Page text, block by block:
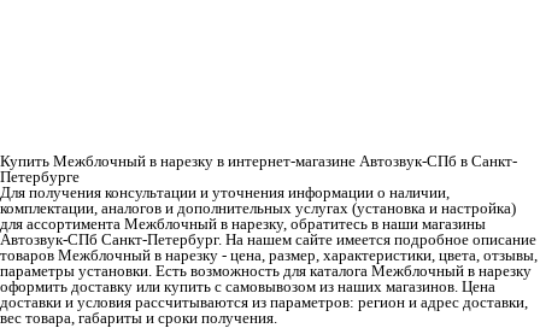
Купить Межблочный в нарезку в интернет-магазине Автозвук-СПб в Санкт-
Петербурге
Для получения консультации и уточнения информации о наличии,
комплектации, аналогов и дополнительных услугах (установка и настройка)
для ассортимента Межблочный в нарезку, обратитесь в наши магазины
Автозвук-СПб Санкт-Петербург. На нашем сайте имеется подробное описание
товаров Межблочный в нарезку - цена, размер, характеристики, цвета, отзывы,
параметры установки. Есть возможность для каталога Межблочный в нарезку
оформить доставку или купить с самовывозом из наших магазинов. Цена
доставки и условия рассчитываются из параметров: регион и адрес доставки,
вес товара, габариты и сроки получения.